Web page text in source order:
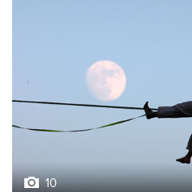
10